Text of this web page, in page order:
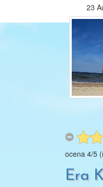
23
ocena 4/5
Era